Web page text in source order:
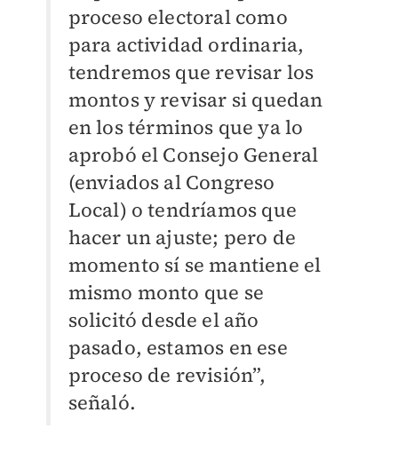
proceso electoral como
para actividad ordinaria,
tendremos que revisar los
montos y revisar si quedan
en los términos que ya lo
aprobó el Consejo General
(enviados al Congreso
Local) o tendríamos que
hacer un ajuste; pero de
momento sí se mantiene el
mismo monto que se
solicitó desde el año
pasado, estamos en ese
proceso de revisión”,
señaló.